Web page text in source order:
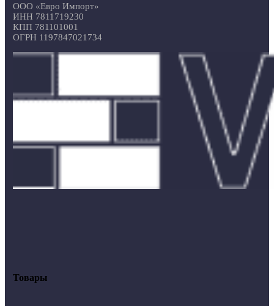
ООО «Евро Импорт»
ИНН 7811719230
КПП 781101001
ОГРН 1197847021734
Товары